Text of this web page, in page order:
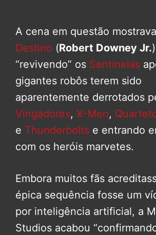
A cena em questão mostrava
Destino (Robert Downey Jr.)
“revivendo” os Sentinelas
gigantes robôs terem sido
aparentemente derrotados
Vingadores, X-Men,
e Thunderbolts e entrando
com os heróis marvetes.
Embora muitos fãs
épica sequência fosse um
por inteligência artificial, a
Studios acabou